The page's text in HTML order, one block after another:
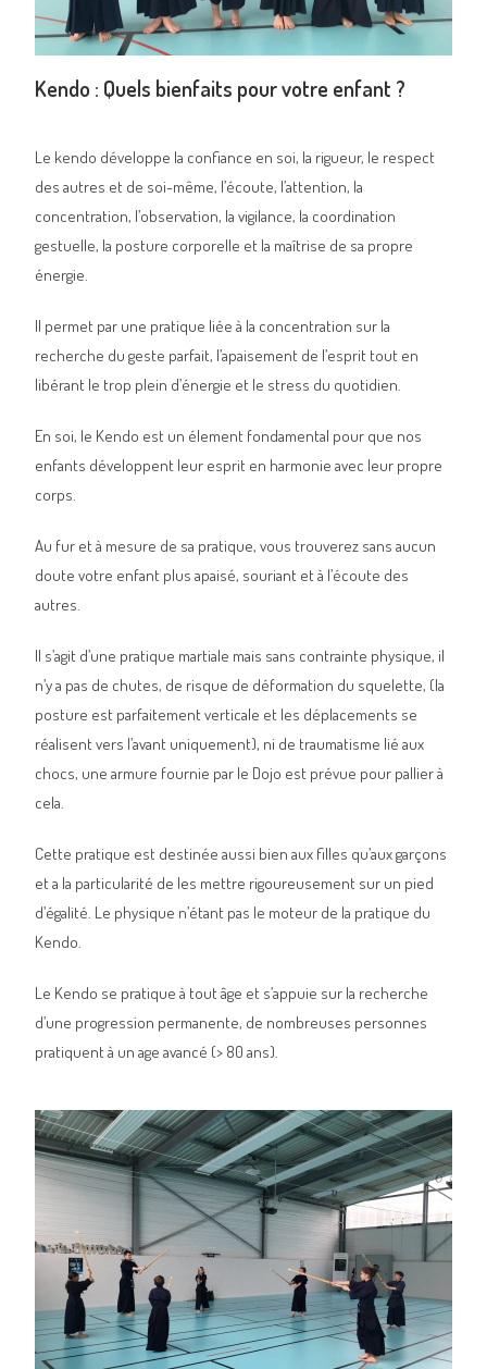
Kendo : Quels bienfaits pour votre enfant ?
Le kendo développe la confiance en soi, la rigueur, le respect
des autres et de soi-même, l’écoute, l’attention, la
concentration, l’observation, la vigilance, la coordination
gestuelle, la posture corporelle et la maîtrise de sa propre
énergie.
Il permet par une pratique liée à la concentration sur la
recherche du geste parfait, l’apaisement de l’esprit tout en
libérant le trop plein d’énergie et le stress du quotidien.
En soi, le Kendo est un élement fondamental pour que nos
enfants développent leur esprit en harmonie avec leur propre
corps.
Au fur et à mesure de sa pratique, vous trouverez sans aucun
doute votre enfant plus apaisé, souriant et à l’écoute des
autres.
Il s’agit d’une pratique martiale mais sans contrainte physique, il
n’y a pas de chutes, de risque de déformation du squelette, (la
posture est parfaitement verticale et les déplacements se
réalisent vers l’avant uniquement), ni de traumatisme lié aux
chocs, une armure fournie par le Dojo est prévue pour pallier à
cela.
Cette pratique est destinée aussi bien aux filles qu’aux garçons
et a la particularité de les mettre rigoureusement sur un pied
d’égalité. Le physique n’étant pas le moteur de la pratique du
Kendo.
Le Kendo se pratique à tout âge et s’appuie sur la recherche
d’une progression permanente, de nombreuses personnes
pratiquent à un age avancé (> 80 ans).